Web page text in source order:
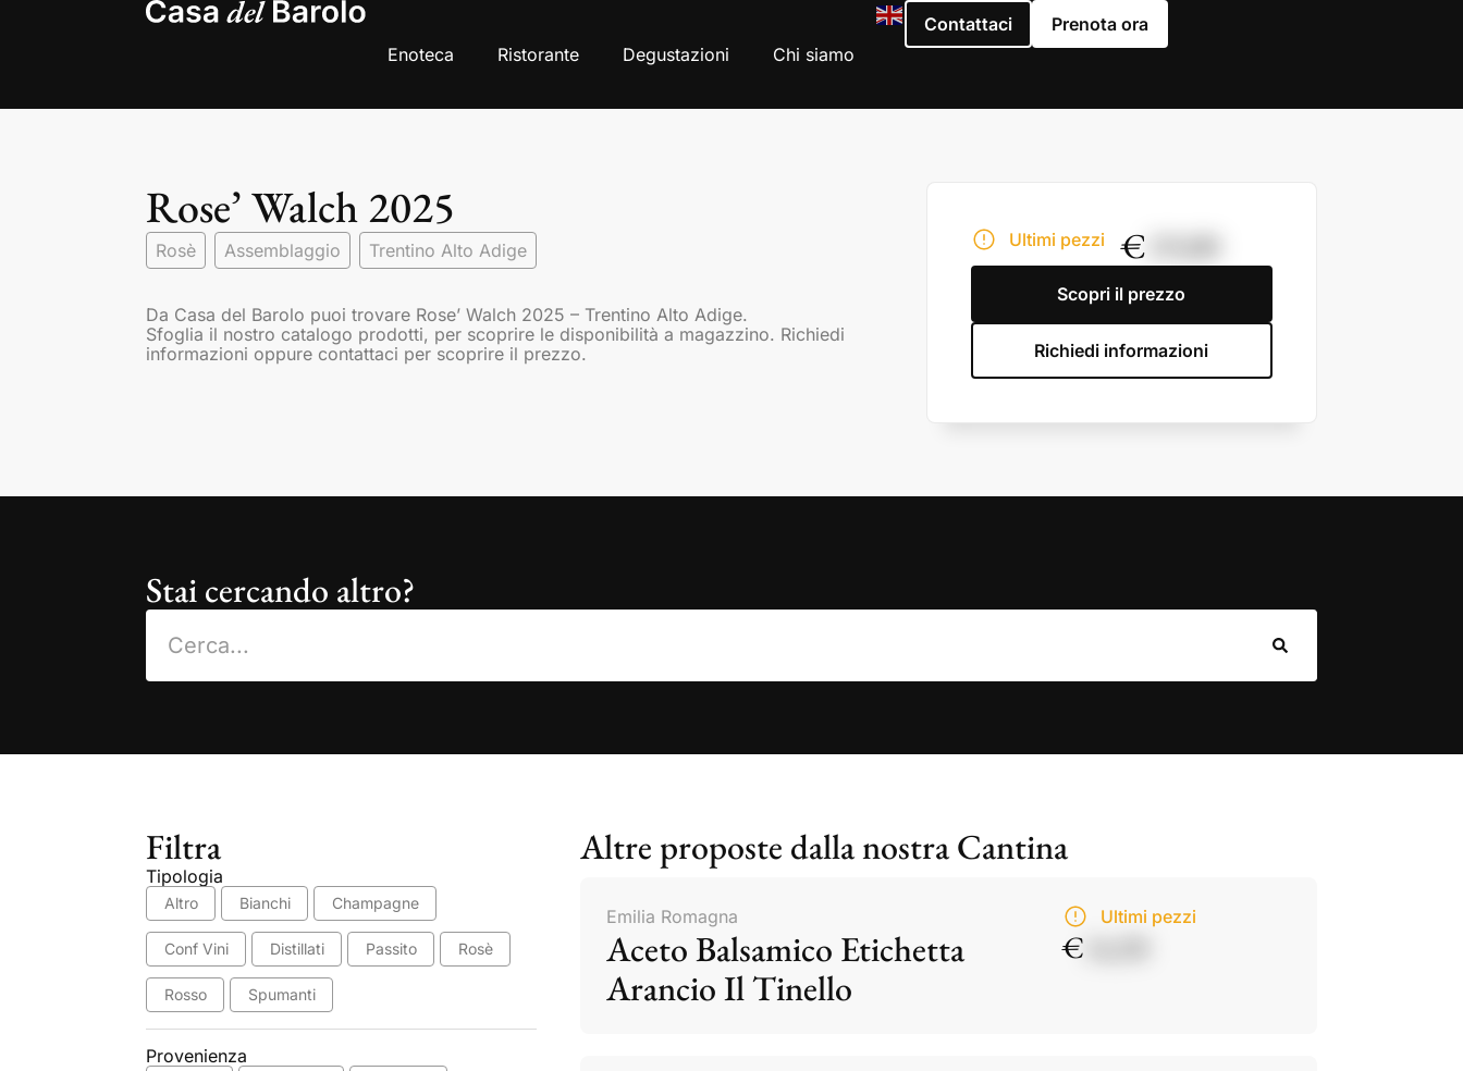
Enoteca Ristorante Degustazioni Chi siamo
Contattaci Prenota ora
Rose’ Walch 2025
Rosè Assemblaggio Trentino Alto Adige
Da Casa del Barolo puoi trovare Rose’ Walch 2025 – Trentino Alto Adige.
Sfoglia il nostro catalogo prodotti, per scoprire le disponibilità a magazzino. Richiedi
informazioni oppure contattaci per scoprire il prezzo.
Ultimi pezzi € 19,00
Scopri il prezzo
Richiedi informazioni
Stai cercando altro?
Filtra
Tipologia
Altro Bianchi Champagne
Conf Vini Distillati Passito Rosè
Rosso Spumanti
Provenienza
Altre proposte dalla nostra Cantina
Emilia Romagna
Aceto Balsamico Etichetta
Arancio Il Tinello
Ultimi pezzi
€